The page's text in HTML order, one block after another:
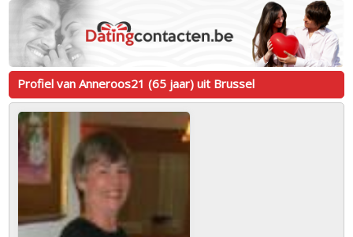
Profiel van Anneroos21 (65 jaar) uit Brussel